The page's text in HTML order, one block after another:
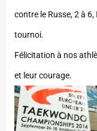
contre le Russe, 2 à
tournoi.
Félicitation à nos
et leur courage.